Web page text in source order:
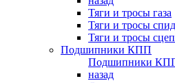
Тяги и тросы газа
Тяги и тросы
Тяги и тросы
Подшипники КПП
Подшипники
назад